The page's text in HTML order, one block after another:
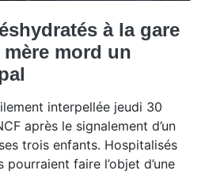
à la gare
mord un
interpellée jeudi 30
après le signalement d’un
trois enfants. Hospitalisés
faire l’objet d’une